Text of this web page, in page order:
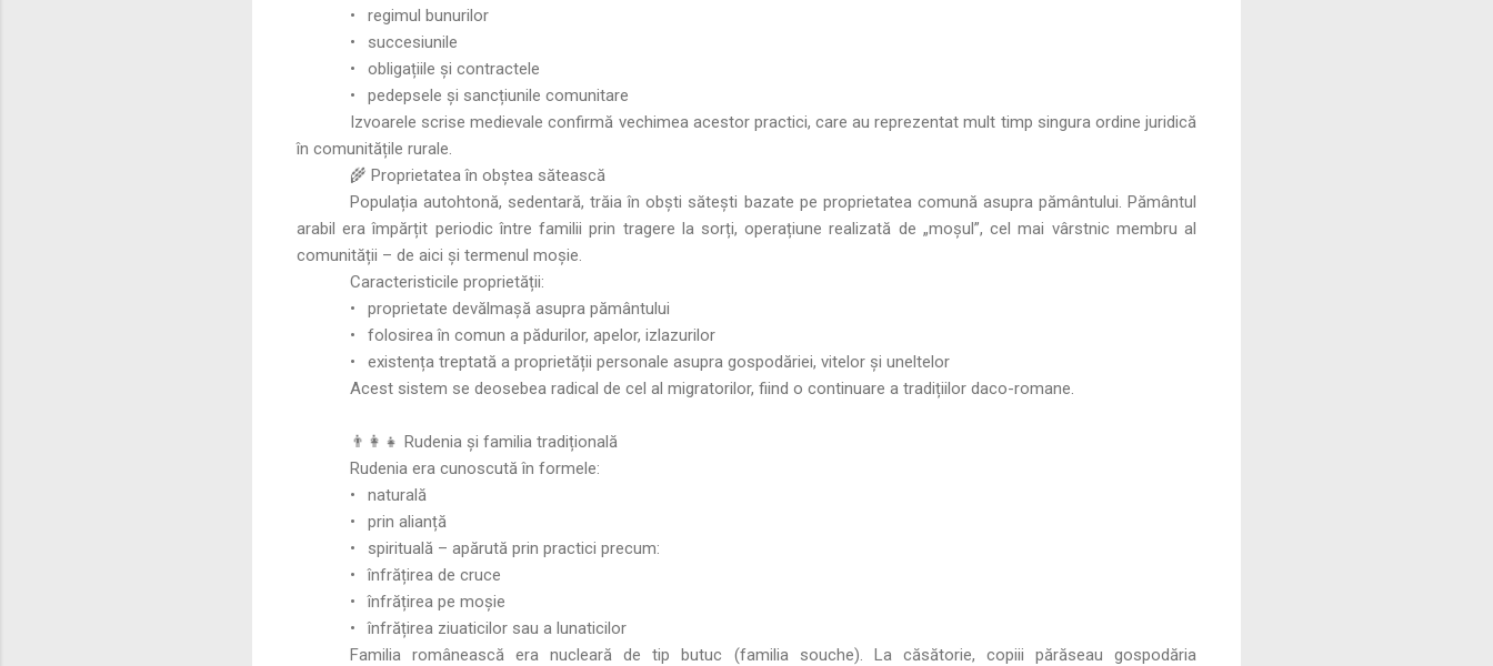
•
regimul bunurilor
•
succesiunile
•
obligațiile și contractele
•
pedepsele și sancțiunile comunitare
Izvoarele scrise medievale confirmă vechimea acestor practici, care au reprezentat mult timp singura ordine juridică
în comunitățile rurale.
🌾 Proprietatea în obștea sătească
Populația autohtonă, sedentară, trăia în obști sătești bazate pe proprietatea comună asupra pământului. Pământul
arabil era împărțit periodic între familii prin tragere la sorți, operațiune realizată de „moșul”, cel mai vârstnic membru al
comunității – de aici și termenul moșie.
Caracteristicile proprietății:
•
proprietate devălmașă asupra pământului
•
folosirea în comun a pădurilor, apelor, izlazurilor
•
existența treptată a proprietății personale asupra gospodăriei, vitelor și uneltelor
Acest sistem se deosebea radical de cel al migratorilor, fiind o continuare a tradițiilor daco-romane.
👨‍👩‍👧 Rudenia și familia tradițională
Rudenia era cunoscută în formele:
•
naturală
•
prin alianță
•
spirituală – apărută prin practici precum:
•
înfrățirea de cruce
•
înfrățirea pe moșie
•
înfrățirea ziuaticilor sau a lunaticilor
Familia românească era nucleară de tip butuc (familia souche). La căsătorie, copiii părăseau gospodăria